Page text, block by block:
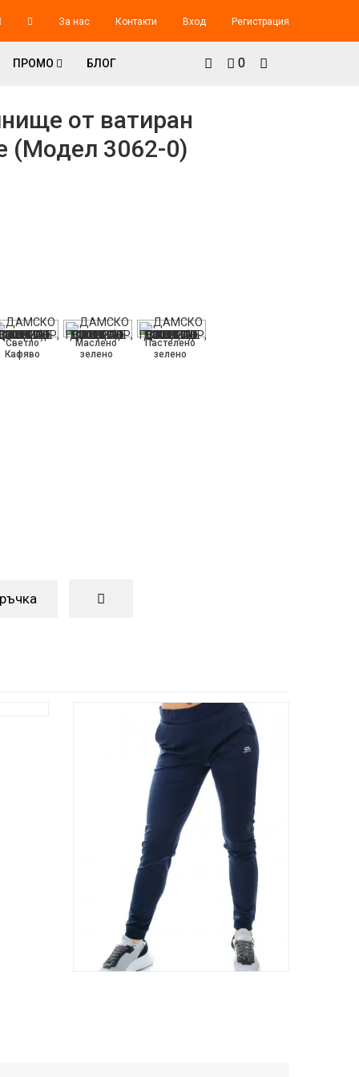
За нас Контакти Вход Регистрация
ПРОМО БЛОГ 0
от ватиран
(Модел 3062-0)
Светло
Кафяво
Маслено
зелено
Пастелено
зелено